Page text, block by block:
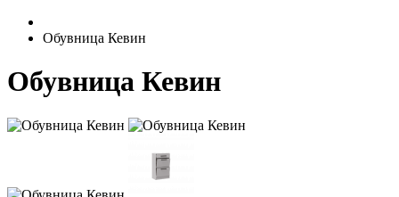
Обувница Кевин
Обувница Кевин